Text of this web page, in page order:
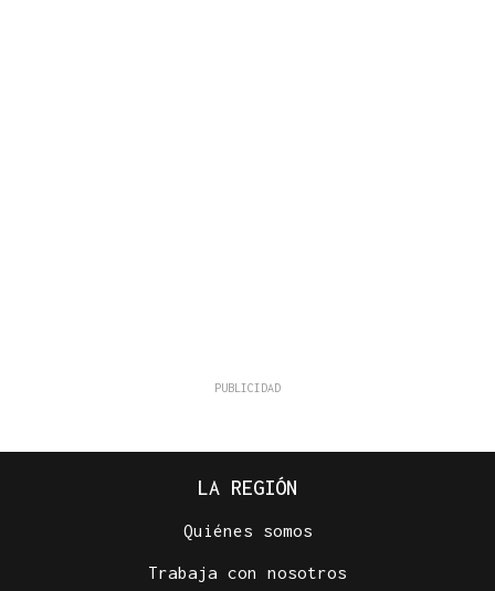
LA REGIÓN
Quiénes somos
Trabaja con nosotros